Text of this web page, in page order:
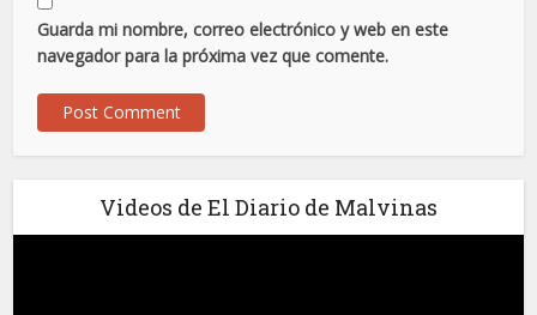
Guarda mi nombre, correo electrónico y web en este
navegador para la próxima vez que comente.
Videos de El Diario de Malvinas